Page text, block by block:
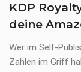
KDP
deine
Wer im Self-
Zahlen im Griff